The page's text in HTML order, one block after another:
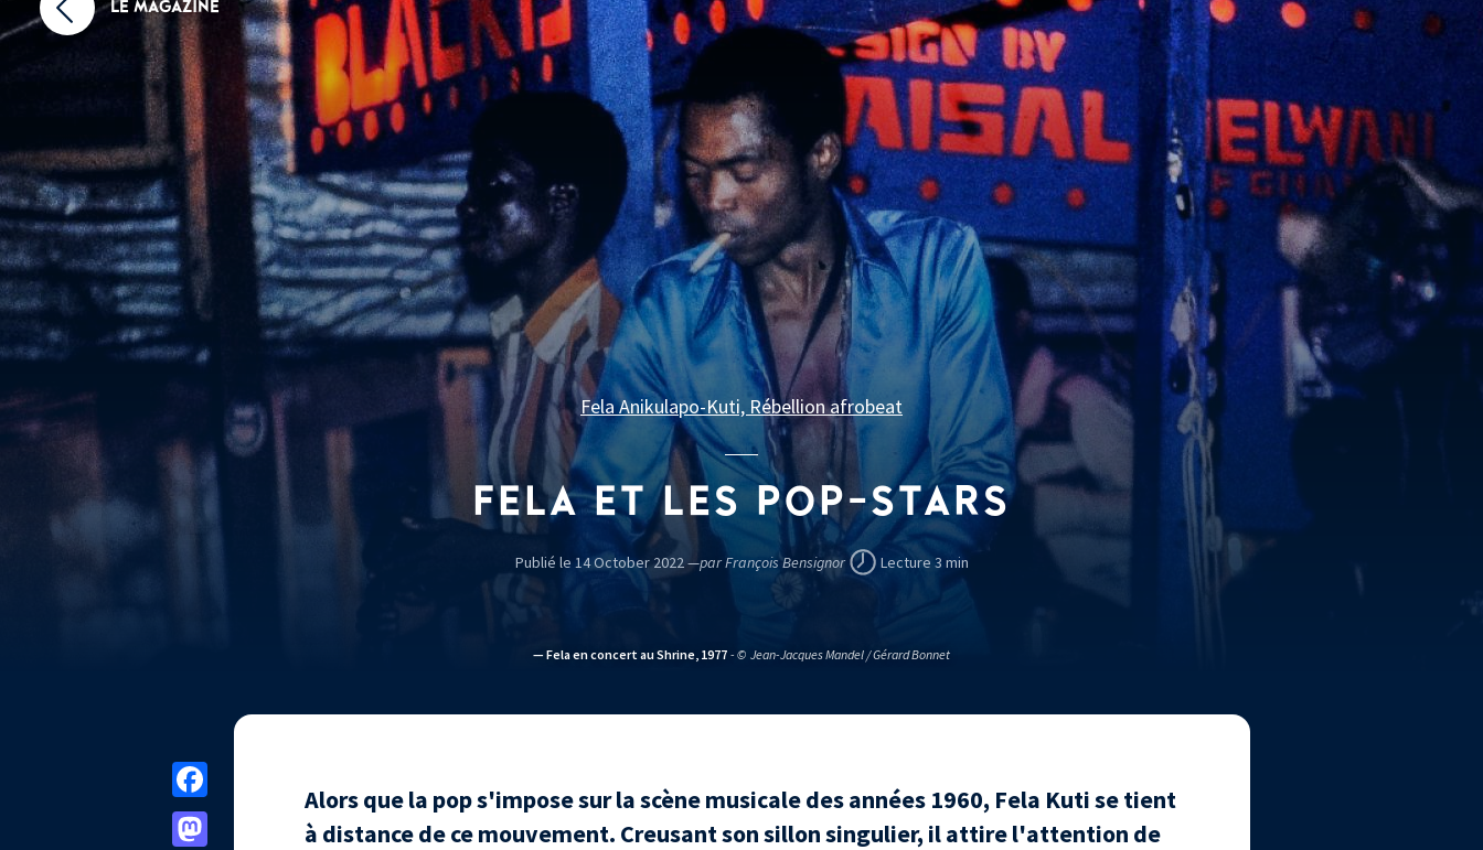
LE MAGAZINE
Fela Anikulapo-Kuti, Rébellion afrobeat
FELA ET LES POP-STARS
Publié le 14 October 2022 —par François Bensignor Lecture 3 min
— Fela en concert au Shrine, 1977 - © Jean-Jacques Mandel / Gérard Bonnet
Alors que la pop s'impose sur la scène musicale des années 1960, Fela Kuti se tient
à distance de ce mouvement. Creusant son sillon singulier, il attire l'attention de
Facebook
Mastodon